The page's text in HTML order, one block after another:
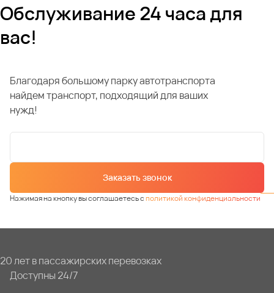
Обслуживание 24 часа для
вас!
Благодаря большому парку автотранспорта
найдем транспорт, подходящий для ваших
нужд!
Заказать звонок
Нажимая на кнопку вы соглашаетесь сполитикой конфиденциальности
20 лет в пассажирских перевозках
Доступны 24/7